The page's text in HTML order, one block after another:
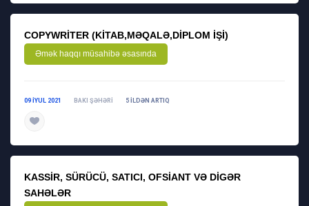
COPYWRITER (KITAB,MƏQALƏ,DIPLOM IŞI)
Əmək haqqı müsahibə əsasında
09 IYUL 2021 BAKI ŞƏHƏRI 5 ILDƏN ARTIQ
KASSIR, SÜRÜCÜ, SATICI, OFSIANT VƏ DIGƏR
SAHƏLƏR